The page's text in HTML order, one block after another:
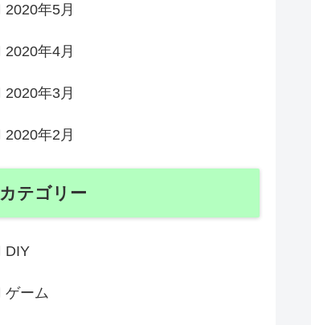
2020年5月
2020年4月
2020年3月
2020年2月
カテゴリー
DIY
ゲーム